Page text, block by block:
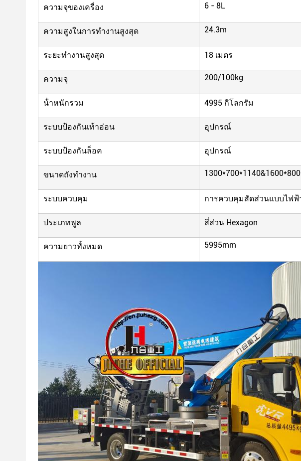
ความจุของเครื่อง 6 - 8L
ความสูงในการทํางานสูงสุด 24.3m
ระยะทํางานสูงสุด 18 เมตร
ความจุ 200/100kg
น้ําหนักรวม 4995 กิโลกรัม
ระบบป้องกันเท้าอ่อน อุปกรณ์
ระบบป้องกันล็อค อุปกรณ์
ขนาดถังทํางาน
ระบบควบคุม การควบคุมสัดส่วนแบบไฟฟ้
ประเภทพูล สี่ส่วน Hexagon
ความยาวทั้งหมด 5995mm